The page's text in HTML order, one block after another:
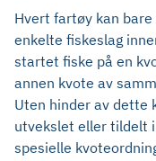
Hvert fartøy kan
enkelte fiskeslag
startet fiske på en
annen kvote av
Uten hinder av dette
utvekslet eller tildelt
spesielle